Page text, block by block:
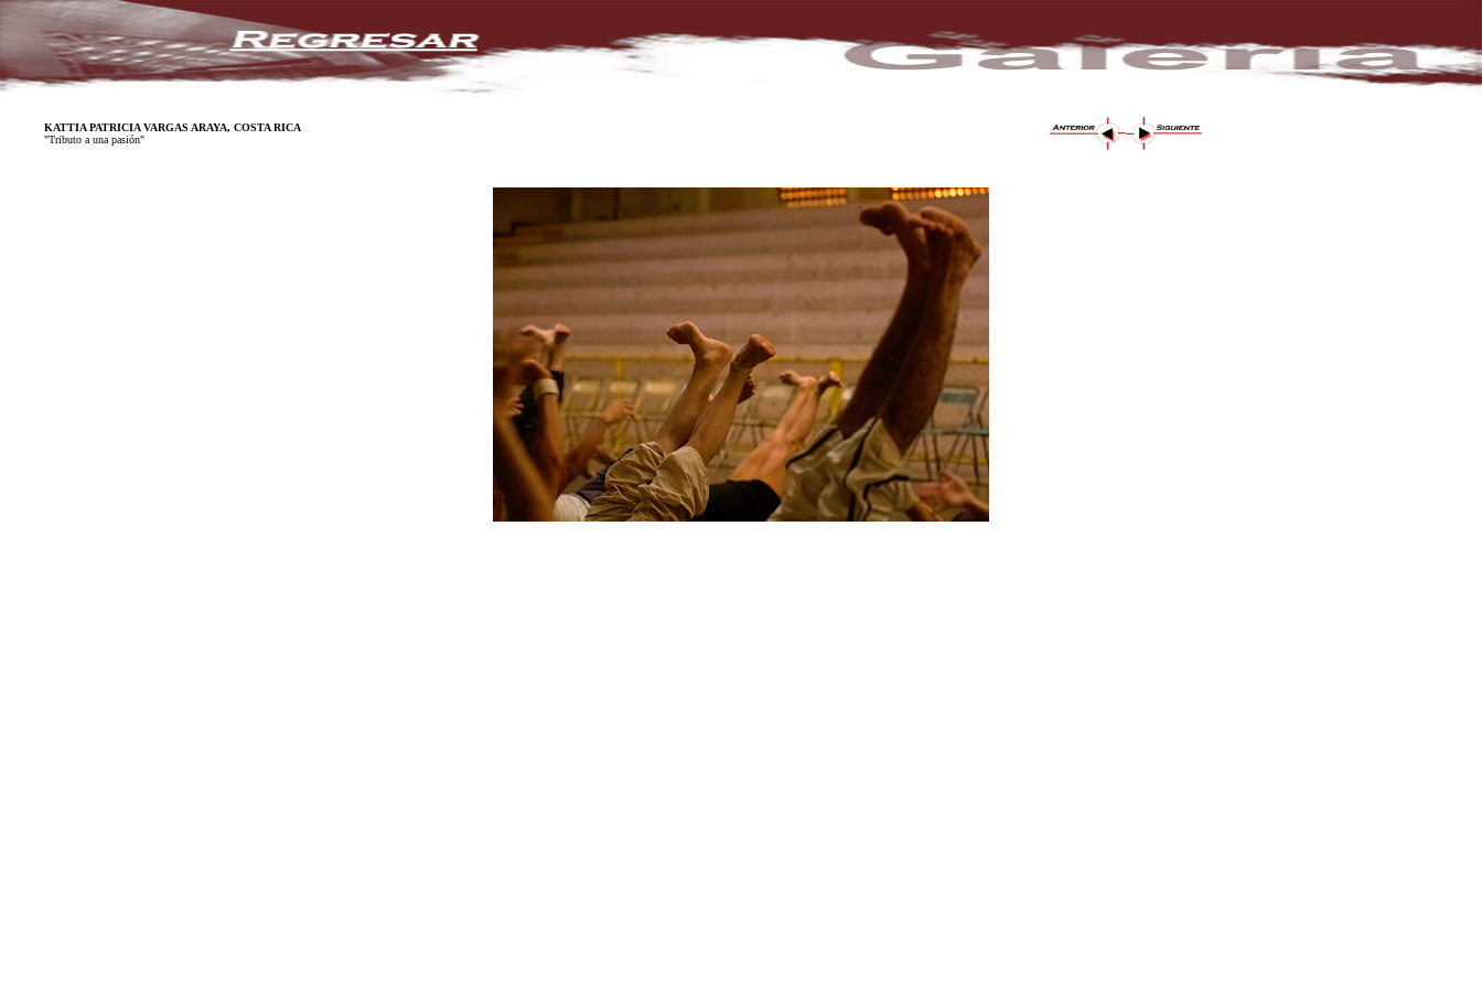
KATTIA PATRICIA VARGAS ARAYA, COSTA RICA
"Tributo a una pasión"